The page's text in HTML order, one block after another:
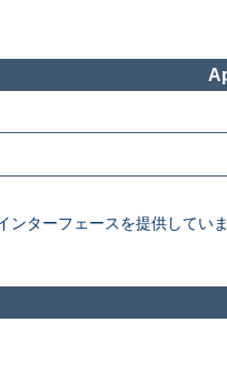
ンターフェースを提供してい